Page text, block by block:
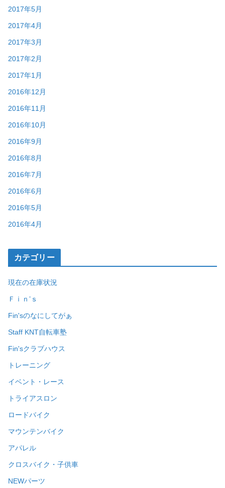
2017年5月
2017年4月
2017年3月
2017年2月
2017年1月
2016年12月
2016年11月
2016年10月
2016年9月
2016年8月
2016年7月
2016年6月
2016年5月
2016年4月
カテゴリー
現在の在庫状況
Ｆｉｎ’ｓ
Fin'sのなにしてがぁ
Staff KNT自転車塾
Fin'sクラブハウス
トレーニング
イベント・レース
トライアスロン
ロードバイク
マウンテンバイク
アパレル
クロスバイク・子供車
NEWパーツ